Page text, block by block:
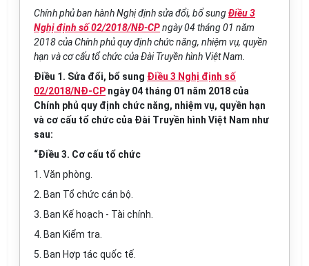
Chính phủ ban hành Nghị định sửa đổi, bổ sungĐiều 3
Nghị định số 02/2018/NĐ-CPngày 04 tháng 01 năm
2018 của Chính phủ quy định chức năng, nhiệm vụ, quyền
hạn và cơ cấu tổ chức của Đài Truyền hình Việt Nam.
Điều 1. Sửa đổi, bổ sung Điều 3 Nghị định số
02/2018/NĐ-CP ngày 04 tháng 01 năm 2018 của
Chính phủ quy định chức năng, nhiệm vụ, quyền hạn
và cơ cấu tổ chức của Đài Truyền hình Việt Nam như
sau:
“Điều 3. Cơ cấu tổ chức
1. Văn phòng.
2. Ban Tổ chức cán bộ.
3. Ban Kế hoạch - Tài chính.
4. Ban Kiểm tra.
5. Ban Hợp tác quốc tế.